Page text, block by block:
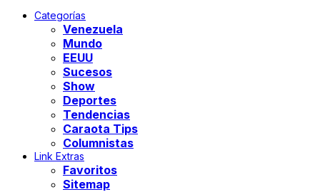
Categorías
Venezuela
Mundo
EEUU
Sucesos
Show
Deportes
Tendencias
Caraota Tips
Columnistas
Link Extras
Favoritos
Sitemap